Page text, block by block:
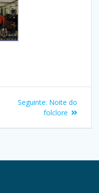
Seguinte: Noite do
folclore